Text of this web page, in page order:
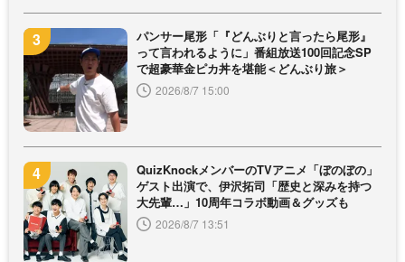
パンサー尾形「『どんぶりと言ったら尾形』
って言われるように」番組放送100回記念SP
で超豪華金ピカ丼を堪能＜どんぶり旅＞
2026/8/7 15:00
QuizKnockメンバーのTVアニメ「ぼのぼの」
ゲスト出演で、伊沢拓司「歴史と深みを持つ
大先輩…」10周年コラボ動画＆グッズも
2026/8/7 13:51